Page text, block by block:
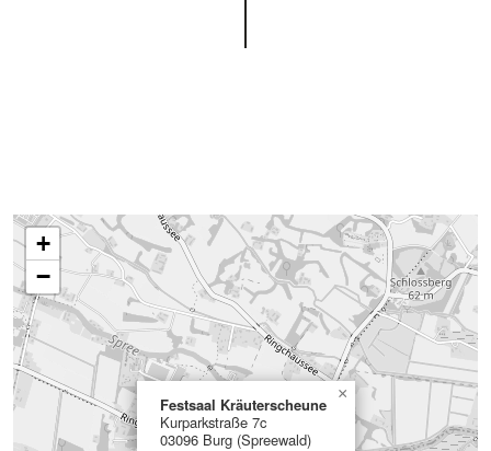
Festsaal Kräuterscheune
Kurparkstraße 7c
03096 Burg (Spreewald)
×
+
−